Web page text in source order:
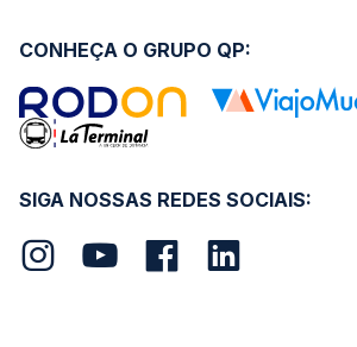
SIGA NOSSAS REDES SOCIAIS:
CONHEÇA O GRUPO QP: